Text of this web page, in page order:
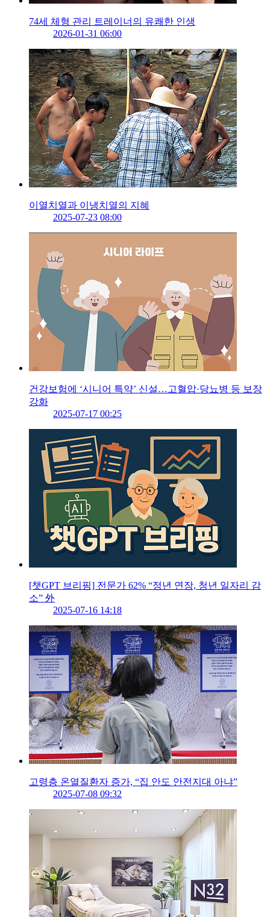
74세 체형 관리 트레이너의 유쾌한 인생
2026-01-31 06:00
이열치열과 이냉치열의 지혜
2025-07-23 08:00
건강보험에 ‘시니어 특약’ 신설…고혈압·당뇨병 등 보장
강화
2025-07-17 00:25
[챗GPT 브리핑] 전문가 62% “정년 연장, 청년 일자리 감
소” 外
2025-07-16 14:18
고령층 온열질환자 증가, “집 안도 안전지대 아냐”
2025-07-08 09:32